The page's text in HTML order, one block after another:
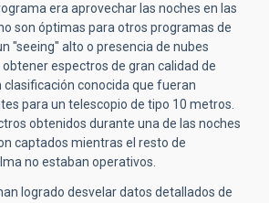
era aprovechar las noches en las
son óptimas para otros programas de
"seeing" alto o presencia de nubes
espectros de gran calidad de
conocida que fueran
para un telescopio de tipo 10 metros.
obtenidos durante una de las noches
captados mientras el resto de
no estaban operativos.
logrado desvelar datos detallados de